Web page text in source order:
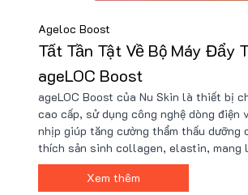
Ageloc Boost
Tất Tần Tật Về Bộ Máy Đẩy
ageLOC Boost
ageLOC Boost của Nu Skin là thiết bị
cao cấp, sử dụng công nghệ dòng điện
nhịp giúp tăng cường thẩm thấu dưỡng
thích sản sinh collagen, elastin, mang
chắc, đàn hồi và sáng mịn. Với thiết kế
dụng, đây là lựa chọn hoàn hảo để chăm
Xem thêm